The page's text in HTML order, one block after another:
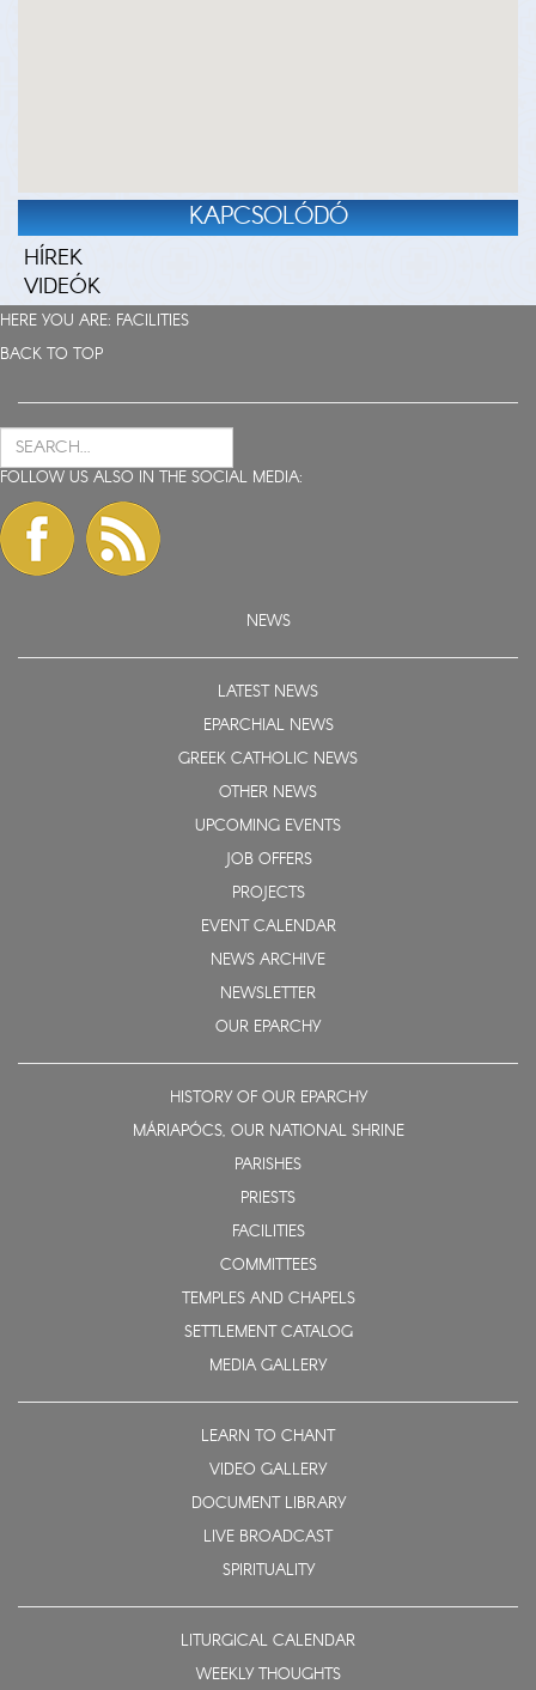
KAPCSOLÓDÓ
HÍREK
VIDEÓK
HERE YOU ARE: FACILITIES
BACK TO TOP
FOLLOW US ALSO IN THE SOCIAL MEDIA:
NEWS
LATEST NEWS
EPARCHIAL NEWS
GREEK CATHOLIC NEWS
OTHER NEWS
UPCOMING EVENTS
JOB OFFERS
PROJECTS
EVENT CALENDAR
NEWS ARCHIVE
NEWSLETTER
OUR EPARCHY
HISTORY OF OUR EPARCHY
MÁRIAPÓCS, OUR NATIONAL SHRINE
PARISHES
PRIESTS
FACILITIES
COMMITTEES
TEMPLES AND CHAPELS
SETTLEMENT CATALOG
MEDIA GALLERY
LEARN TO CHANT
VIDEO GALLERY
DOCUMENT LIBRARY
LIVE BROADCAST
SPIRITUALITY
LITURGICAL CALENDAR
WEEKLY THOUGHTS